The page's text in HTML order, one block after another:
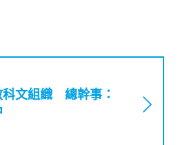
科文組織 總幹事：